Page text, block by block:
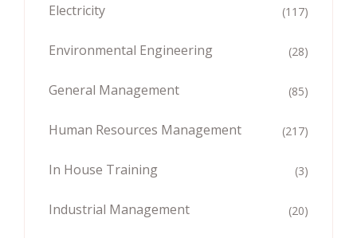
Electricity (117)
Environmental Engineering (28)
General Management (85)
Human Resources Management (217)
In House Training (3)
Industrial Management (20)